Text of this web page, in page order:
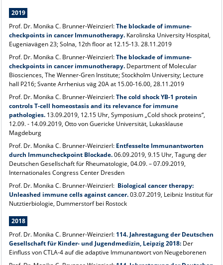
2019
Prof. Dr. Monika C. Brunner-Weinzierl:The blockade of immune-
checkpoints in cancer Immunotherapy.Karolinska University Hospital,
Eugeniavägen 23; Solna, 12th floor at 12.15-13. 28.11.2019
Prof. Dr. Monika C. Brunner-Weinzierl:The blockade of immune-
checkpoints in cancer immunotherapy.Department of Molecular
Biosciences, The Wenner-Gren Institute; Stockholm University; Lecture
hall P216; Svante Arrhenius väg 20A at 15.00-16.00, 28.11.2019
Prof. Dr. Monika C. Brunner-Weinzierl:The cold shock YB-1 protein
controls T-cell homeostasis and its relevance for immune
pathologies.13.09.2019, 12.15 Uhr, Symposium „Cold shock proteins“,
12.09. - 14.09.2019, Otto von Guericke Universität, Lukasklause
Magdeburg
Prof. Dr. Monika C. Brunner-Weinzierl: Entfesselte Immunantworten
durch Immuncheckpoint Blockade.06.09.2019, 9.15 Uhr, Tagung der
Deutschen Gesellschaft für Rheumatologie, 04.09. – 07.09.2019,
Internationales Congress Center Dresden
Prof. Dr. Monika C. Brunner-Weinzierl: Biological cancer therapy:
Unleashed immune cells against cancer.03.07.2019, Leibniz Institut für
Nutztierbiologie, Dummerstorf bei Rostock
2018
Prof. Dr. Monika C. Brunner-Weinzierl:114. Jahrestagung der Deutschen
Gesellschaft für Kinder- und Jugendmedizin, Leipzig 2018: Der
Einfluss von CTLA-4 auf die adaptive Immunantwort von Neugeborenen